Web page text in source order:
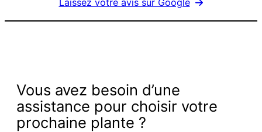
Vous avez besoin d’une
assistance pour choisir votre
prochaine plante ?